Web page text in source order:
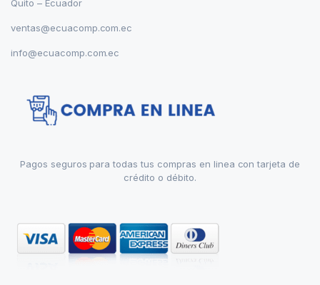
Quito – Ecuador
ventas@ecuacomp.com.ec
info@ecuacomp.com.ec
Pagos seguros para todas tus compras en linea con tarjeta de
crédito o débito.